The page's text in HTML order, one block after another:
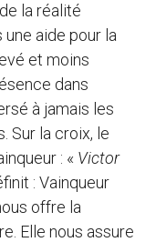
la réalité
aide pour la
et moins
dans
à jamais les
Sur la croix, le
: « Victor
: Vainqueur
offre la
Elle nous assure